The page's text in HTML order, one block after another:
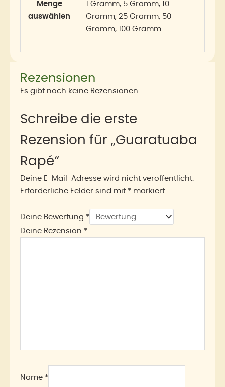
Menge
auswählen
1 Gramm, 5 Gramm, 10
Gramm, 25 Gramm, 50
Gramm, 100 Gramm
Rezensionen
Es gibt noch keine Rezensionen.
Schreibe die erste
Rezension für „Guaratuaba
Rapé“
Deine E-Mail-Adresse wird nicht veröffentlicht.
Erforderliche Felder sind mit * markiert
Deine Bewertung *
Deine Rezension *
Name *